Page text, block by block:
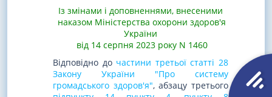
Із змінами і доповненнями, внесеними
наказом Міністерства охорони здоров'я
України
від 14 серпня 2023 року N 1460
Відповідно до частини третьої статті 28
Закону України "Про систему
громадського здоров'я", абзацу третього